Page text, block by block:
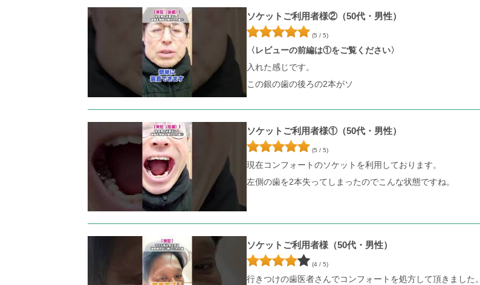
ソケットご利用者様②（50代・男性）
(5 / 5)
〈レビューの前編は①をご覧ください〉
入れた感じです。
この銀の歯の後ろの2本がソ
ソケットご利用者様①（50代・男性）
(5 / 5)
現在コンフォートのソケットを利用しております。
左側の歯を2本失ってしまったのでこんな状態ですね。
ソケットご利用者様（50代・男性）
(4 / 5)
行きつけの歯医者さんでコンフォートを処方して頂きました。